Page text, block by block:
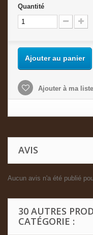
Quantité
Ajouter au panier
Ajouter à ma
AVIS
Aucun avis n'a été publié
30 AUTRES
CATÉGORIE :